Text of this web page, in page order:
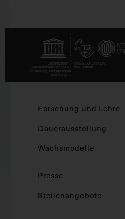
Forschung und Lehre
Dauerausstellung
Wachsmodelle
Presse
Stellenangebote